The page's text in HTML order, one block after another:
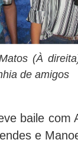
(À
de amigos
baile com
e